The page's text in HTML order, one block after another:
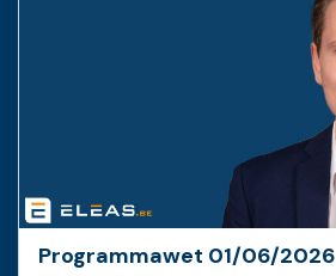
Programmawet 01/06/2026